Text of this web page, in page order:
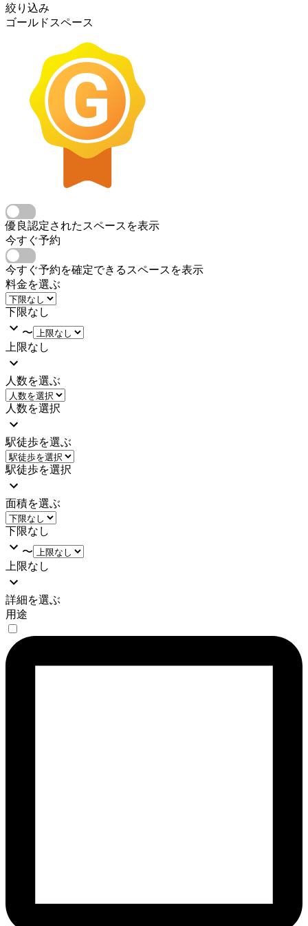
絞り込み
ゴールドスペース
優良認定されたスペースを表示
今すぐ予約
今すぐ予約を確定できるスペースを表示
料金を選ぶ
下限なし
〜
上限なし
人数を選ぶ
人数を選択
駅徒歩を選ぶ
駅徒歩を選択
面積を選ぶ
下限なし
〜
上限なし
詳細を選ぶ
用途